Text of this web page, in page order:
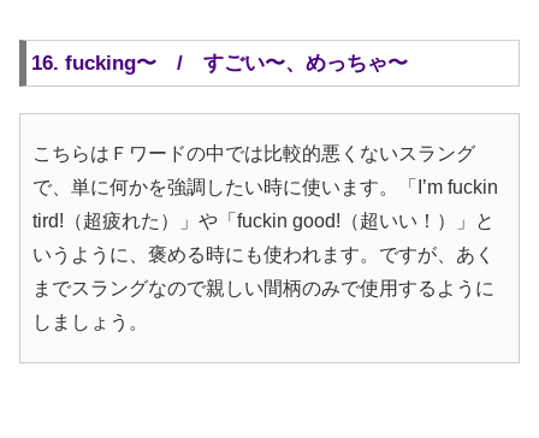
16. fucking〜 / すごい〜、めっちゃ〜
こちらはＦワードの中では比較的悪くないスラング
で、単に何かを強調したい時に使います。「I’m fuckin
tird!（超疲れた）」や「fuckin good!（超いい！）」と
いうように、褒める時にも使われます。ですが、あく
までスラングなので親しい間柄のみで使用するように
しましょう。